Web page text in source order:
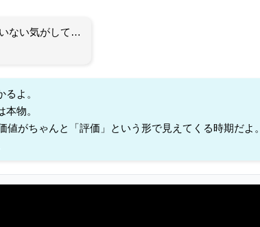
ない気がして…
よ。
物。
値がちゃんと「評価」という形で見えてくる時期だよ。